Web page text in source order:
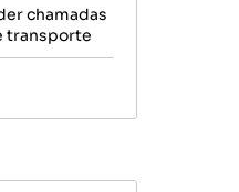
chamadas
transporte